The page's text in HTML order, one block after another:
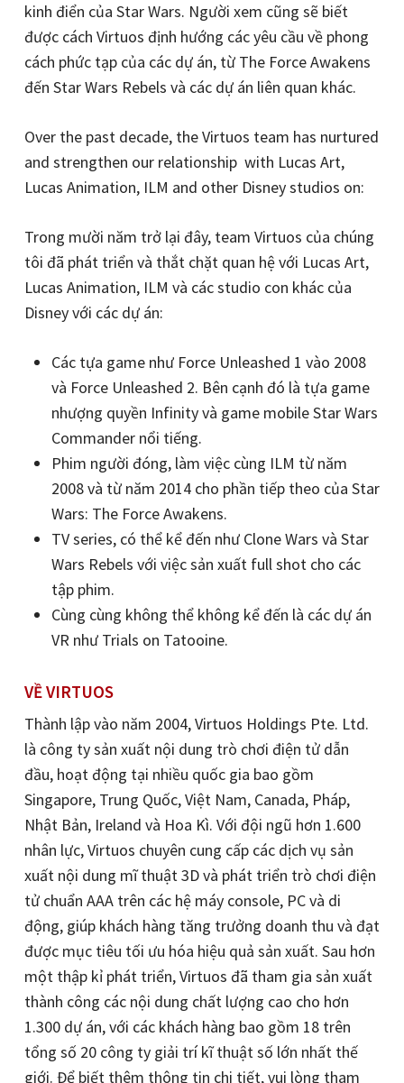
kinh điển của Star Wars. Người xem cũng sẽ biết
được cách Virtuos định hướng các yêu cầu về phong
cách phức tạp của các dự án, từ The Force Awakens
đến Star Wars Rebels và các dự án liên quan khác.
Over the past decade, the Virtuos team has nurtured
and strengthen our relationship with Lucas Art,
Lucas Animation, ILM and other Disney studios on:
Trong mười năm trở lại đây, team Virtuos của chúng
tôi đã phát triển và thắt chặt quan hệ với Lucas Art,
Lucas Animation, ILM và các studio con khác của
Disney với các dự án:
Các tựa game như Force Unleashed 1 vào 2008
và Force Unleashed 2. Bên cạnh đó là tựa game
nhượng quyền Infinity và game mobile Star Wars
Commander nổi tiếng.
Phim người đóng, làm việc cùng ILM từ năm
2008 và từ năm 2014 cho phần tiếp theo của Star
Wars: The Force Awakens.
TV series, có thể kể đến như Clone Wars và Star
Wars Rebels với việc sản xuất full shot cho các
tập phim.
Cùng cùng không thể không kể đến là các dự án
VR như Trials on Tatooine.
VỀ VIRTUOS
Thành lập vào năm 2004, Virtuos Holdings Pte. Ltd.
là công ty sản xuất nội dung trò chơi điện tử dẫn
đầu, hoạt động tại nhiều quốc gia bao gồm
Singapore, Trung Quốc, Việt Nam, Canada, Pháp,
Nhật Bản, Ireland và Hoa Kì. Với đội ngũ hơn 1.600
nhân lực, Virtuos chuyên cung cấp các dịch vụ sản
xuất nội dung mĩ thuật 3D và phát triển trò chơi điện
tử chuẩn AAA trên các hệ máy console, PC và di
động, giúp khách hàng tăng trưởng doanh thu và đạt
được mục tiêu tối ưu hóa hiệu quả sản xuất. Sau hơn
một thập kỉ phát triển, Virtuos đã tham gia sản xuất
thành công các nội dung chất lượng cao cho hơn
1.300 dự án, với các khách hàng bao gồm 18 trên
tổng số 20 công ty giải trí kĩ thuật số lớn nhất thế
giới. Để biết thêm thông tin chi tiết, vui lòng tham